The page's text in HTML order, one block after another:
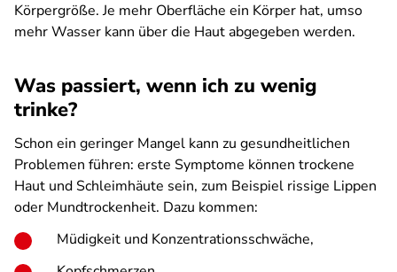
Körpergröße. Je mehr Oberfläche ein Körper hat, umso
mehr Wasser kann über die Haut abgegeben werden.
Was passiert, wenn ich zu wenig
trinke?
Schon ein geringer Mangel kann zu gesundheitlichen
Problemen führen: erste Symptome können trockene
Haut und Schleimhäute sein, zum Beispiel rissige Lippen
oder Mundtrockenheit. Dazu kommen:
Müdigkeit und Konzentrationsschwäche,